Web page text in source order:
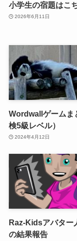
小学生の宿題はこ
2026年6月11日
Wordwallゲームま
検5級レベル）
2024年4月12日
Raz-Kidsアバター
の結果報告